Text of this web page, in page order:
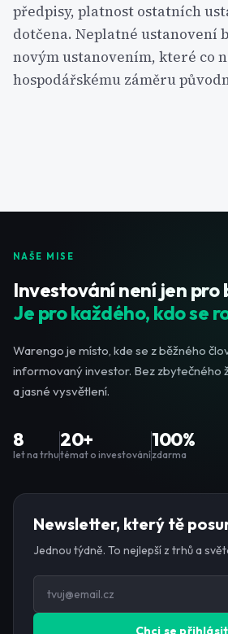
předpisy, platnost ostatních
dotčena. Neplatné ustanovení
novým ustanovením, které co
hospodářskému záměru
NAŠE MISE
Investování není jen pro
Je pro každého, kdo se
Warengo je místo, kde se z běžného
informovaný investor. Bez zbytečného
a jasné vysvětlení.
8
let na trhu
20+
témat o investování
100%
zdarma
Newsletter, který tě
Jednou týdně. To nejlepší z trhů a
Chci se přihlásit